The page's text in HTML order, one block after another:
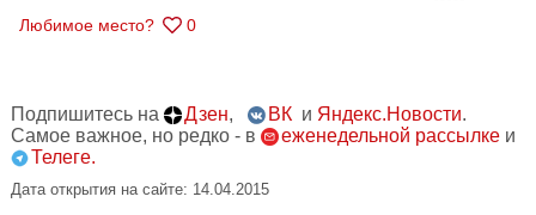
Любимое место? 0
Подпишитесь на Дзен, ВК и Яндекс.Новости.
Самое важное, но редко - в
еженедельной рассылке и
Телеге.
Дата открытия на сайте: 14.04.2015